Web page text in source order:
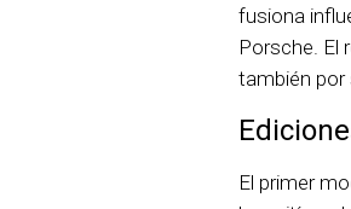
fusiona
Porsche. El
también por
El primer